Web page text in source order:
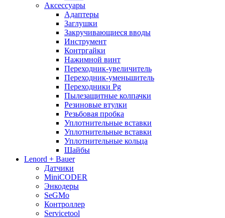
Аксессуары
Адаптеры
Заглушки
Закручивающиеся вводы
Инструмент
Контргайки
Нажимной винт
Переходник-увеличитель
Переходник-уменьшитель
Переходники Pg
Пылезащитные колпачки
Резиновые втулки
Резьбовая пробка
Уплотнительные вставки
Уплотнительные вставки
Уплотнительные кольца
Шайбы
Lenord + Bauer
Датчики
MiniCODER
Энкодеры
SeGMo
Контроллер
Servicetool